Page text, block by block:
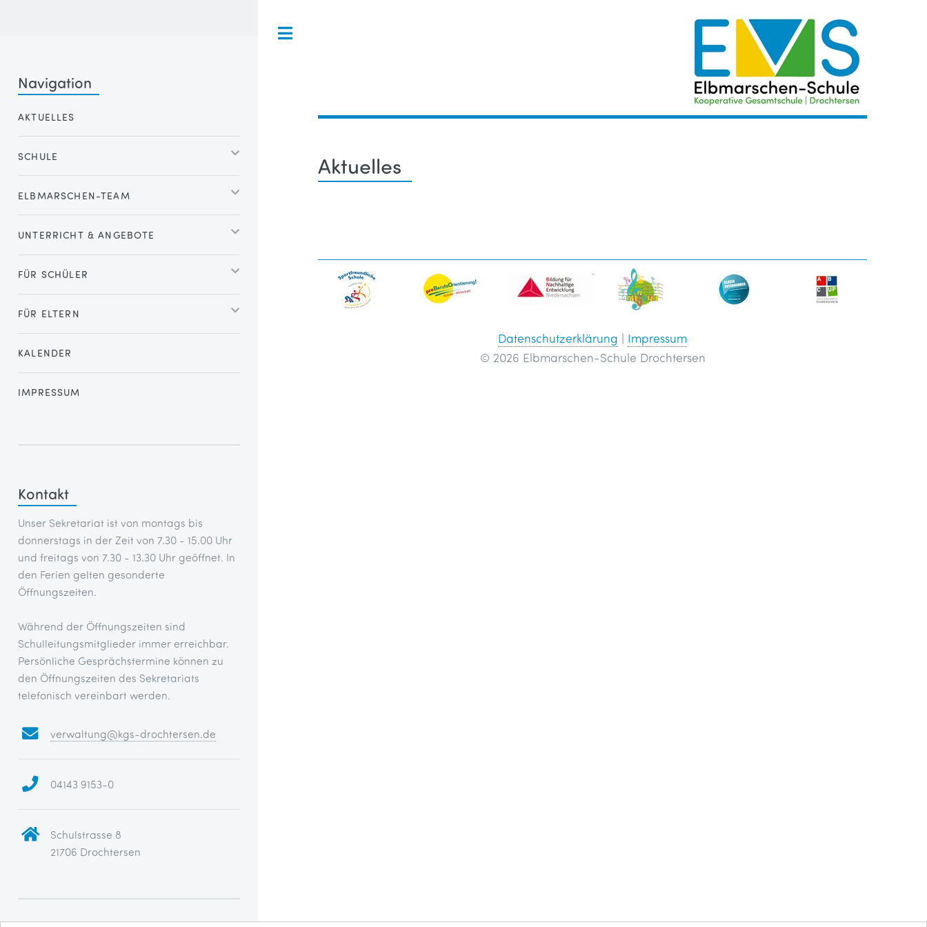
Aktuelles
Datenschutzerklärung | Impressum
© 2026 Elbmarschen-Schule Drochtersen
Navigation
AKTUELLES
SCHULE
ELBMARSCHEN-TEAM
UNTERRICHT & ANGEBOTE
FÜR SCHÜLER
FÜR ELTERN
KALENDER
IMPRESSUM
Kontakt
Unser Sekretariat ist von montags bis
donnerstags in der Zeit von 7.30 - 15.00 Uhr
und freitags von 7.30 - 13.30 Uhr geöffnet. In
den Ferien gelten gesonderte
Öffnungszeiten.
Während der Öffnungszeiten sind
Schulleitungsmitglieder immer erreichbar.
Persönliche Gesprächstermine können zu
den Öffnungszeiten des Sekretariats
telefonisch vereinbart werden.
verwaltung@kgs-drochtersen.de
04143 9153-0
Schulstrasse 8
21706 Drochtersen